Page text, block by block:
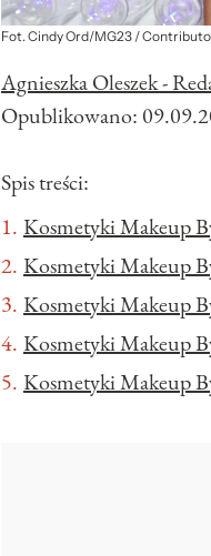
Fot. Cindy Ord/MG23 /
Agnieszka Oleszek -
Opublikowano:
Spis treści:
Kosmetyki Makeup
Kosmetyki Makeup
Kosmetyki Makeup
Kosmetyki Makeup
Kosmetyki Makeup